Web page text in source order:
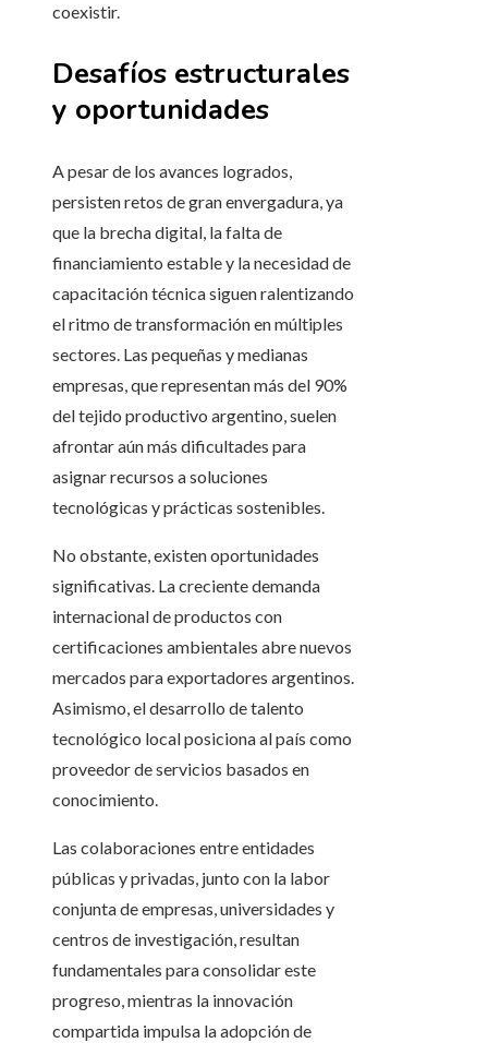
coexistir.
Desafíos estructurales
y oportunidades
A pesar de los avances logrados,
persisten retos de gran envergadura, ya
que la brecha digital, la falta de
financiamiento estable y la necesidad de
capacitación técnica siguen ralentizando
el ritmo de transformación en múltiples
sectores. Las pequeñas y medianas
empresas, que representan más del 90%
del tejido productivo argentino, suelen
afrontar aún más dificultades para
asignar recursos a soluciones
tecnológicas y prácticas sostenibles.
No obstante, existen oportunidades
significativas. La creciente demanda
internacional de productos con
certificaciones ambientales abre nuevos
mercados para exportadores argentinos.
Asimismo, el desarrollo de talento
tecnológico local posiciona al país como
proveedor de servicios basados en
conocimiento.
Las colaboraciones entre entidades
públicas y privadas, junto con la labor
conjunta de empresas, universidades y
centros de investigación, resultan
fundamentales para consolidar este
progreso, mientras la innovación
compartida impulsa la adopción de